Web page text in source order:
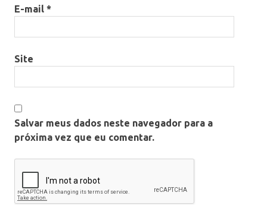
E-mail *
Site
Salvar meus dados neste navegador para a
próxima vez que eu comentar.